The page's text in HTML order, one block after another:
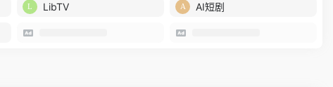
LibTV AI短剧